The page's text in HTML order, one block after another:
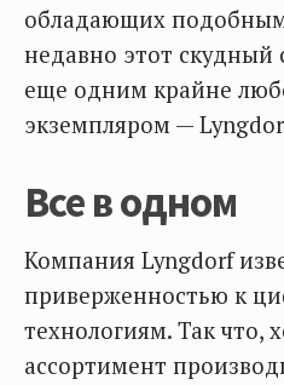
обладающих
недавно этот скудный
еще одним крайне
экземпляром —
Все в одном
Компания Lyngdorf
приверженностью к
технологиям. Так что,
ассортимент